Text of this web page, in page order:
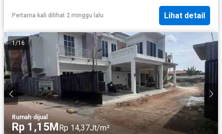
Pertama kali dilihat 2 minggu lalu Lihat detail
1/16
Rumah·dijual
Rp 1,15MRp 14,37Jt/m²